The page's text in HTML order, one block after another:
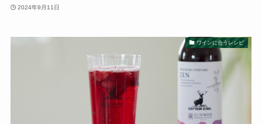
2024年9月11日
ワインに合うレシピ